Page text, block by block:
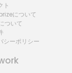
ト
について
ついて
シーポリシー